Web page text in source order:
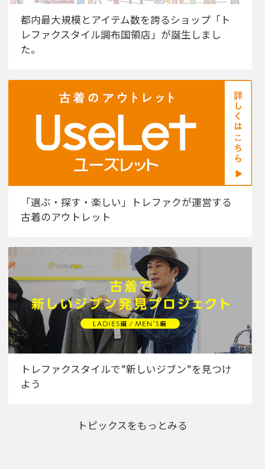
都内最大規模とアイテム数を誇るショップ「ト
レファクスタイル調布国領店」が誕生しまし
た。
「選ぶ・探す・楽しい」トレファクが運営する
古着のアウトレット
トレファクスタイルで”新しいジブン”を見つけ
よう
トピックスをもっとみる